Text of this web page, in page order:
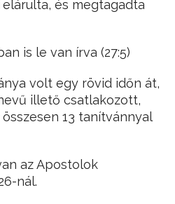
és megtagadta
is le van írva (27:5)
volt egy rövid időn át,
illető csatlakozott,
összesen 13 tanítvánnyal
az Apostolok
nál.